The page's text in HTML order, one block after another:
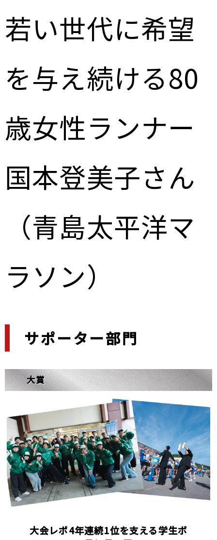
若い世代に希望
を与え続ける80
歳女性ランナー
国本登美子さん
（青島太平洋マ
ラソン）
サポーター部門
大賞
大会レポ4年連続1位を支える学生ボ